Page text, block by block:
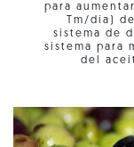
para
Tm/día)
sistema de
sistema para
del